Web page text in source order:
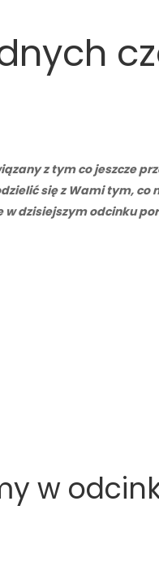
z tym co jeszcze
się z Wami tym,
dzisiejszym odcinku
w